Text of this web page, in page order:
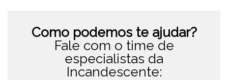
Como podemos te ajudar?
Fale com o time de
especialistas da
Incandescente: